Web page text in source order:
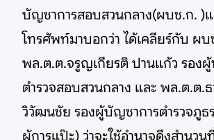
บัญชาการสอบสวนกลาง(ผบช.ก. )แ
โทรศัพท์มาบอกว่า ได้เคลียร์กับ ผบ
พล.ต.ต.จรูญเกียรติ ปานแก้ว รอง
ตำรวจสอบสวนกลาง และ พล.ต.ต.
วิวัฒนชัย รองผู้บัญชาการตำรวจภูธ
ผู้การแป๊ะ) ว่าจะใช้อำนาจดึงสำนว